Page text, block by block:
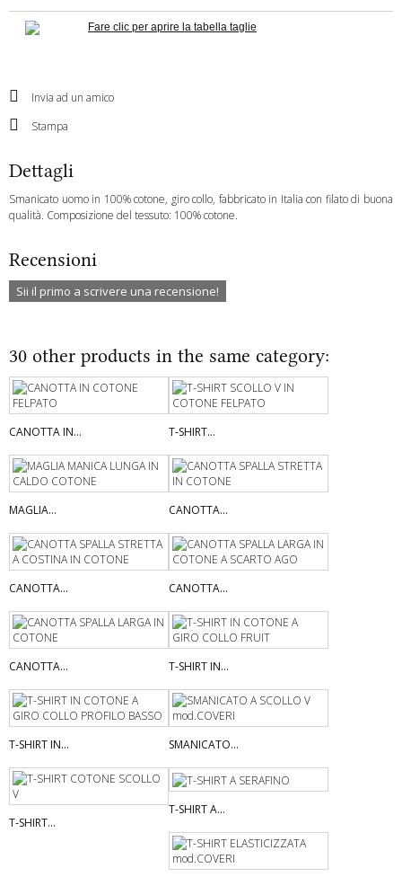
Fare clic per aprire la tabella taglie
Invia ad un amico
Stampa
Dettagli
Smanicato uomo in 100% cotone, giro collo, fabbricato in Italia con filato di buona
qualità. Composizione del tessuto: 100% cotone.
Recensioni
Sii il primo a scrivere una recensione!
30 other products in the same category:
CANOTTA IN... T-SHIRT...
MAGLIA... CANOTTA...
CANOTTA... CANOTTA...
CANOTTA... T-SHIRT IN...
T-SHIRT IN... SMANICATO...
T-SHIRT...
T-SHIRT A...